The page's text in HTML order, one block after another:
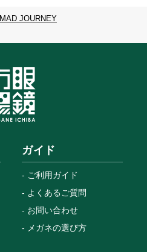
MAD JOURNEY
ガイド
ご利用ガイド
よくあるご質問
お問い合わせ
メガネの選び方